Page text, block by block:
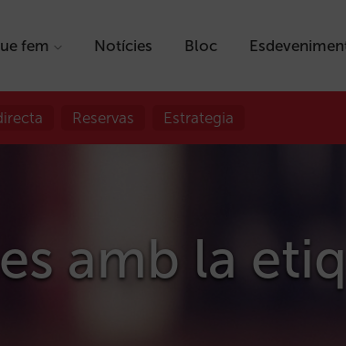
fem Notícies Bloc
Reservas Estrategia
amb la